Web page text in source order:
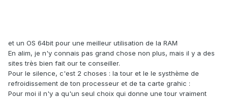
et un OS 64bit pour une meilleur utilisation de la RAM
En alim, je n'y connais pas grand chose non plus, mais il y a des
sites très bien fait our te conseiller.
Pour le silence, c'est 2 choses : la tour et le le systhème de
refroidissement de ton processeur et de ta carte grahic :
Pour moi il n'y a qu'un seul choix qui donne une tour vraiment